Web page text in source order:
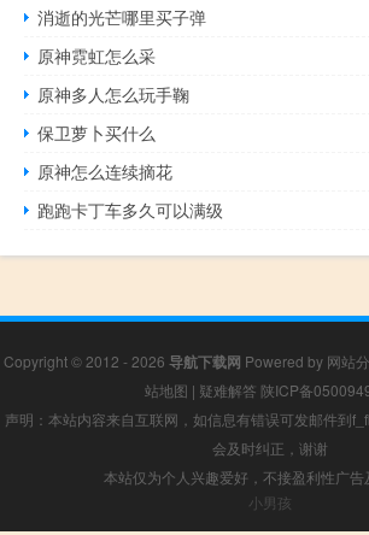
消逝的光芒哪里买子弹
原神霓虹怎么采
原神多人怎么玩手鞠
保卫萝卜买什么
原神怎么连续摘花
跑跑卡丁车多久可以满级
Copyright © 2012 - 2026 导航下载网 Powered by 网站
站地图 | 疑难解答 陕ICP备
声明：本站内容来自互联网，如信息有错误可发邮件到
会及时纠正，谢谢
本站仅为个人兴趣爱好，不接盈利性广告
小男孩